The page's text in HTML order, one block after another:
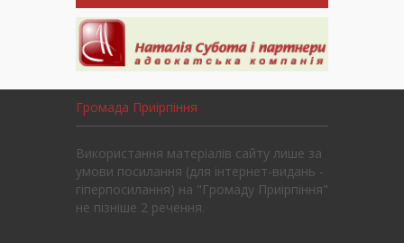
Громада Приірпіння
Використання матеріалів сайту лише за
умови посилання (для інтернет-видань -
гіперпосилання) на "Громаду Приірпіння"
не пізніше 2 речення.